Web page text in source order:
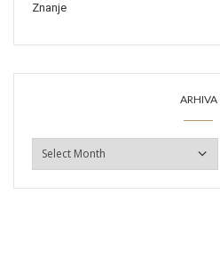
Znanje
ARHIVA